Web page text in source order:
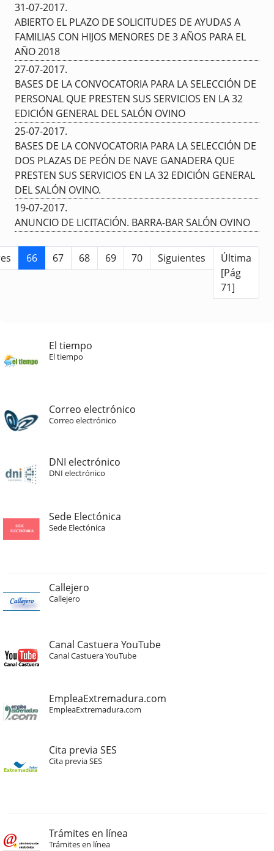
31-07-2017.
ABIERTO EL PLAZO DE SOLICITUDES DE AYUDAS A
FAMILIAS CON HIJOS MENORES DE 3 AÑOS PARA EL
AÑO 2018
27-07-2017.
BASES DE LA CONVOCATORIA PARA LA SELECCIÓN DE
PERSONAL QUE PRESTEN SUS SERVICIOS EN LA 32
EDICIÓN GENERAL DEL SALÓN OVINO
25-07-2017.
BASES DE LA CONVOCATORIA PARA LA SELECCIÓN DE
DOS PLAZAS DE PEÓN DE NAVE GANADERA QUE
PRESTEN SUS SERVICIOS EN LA 32 EDICIÓN GENERAL
DEL SALÓN OVINO.
19-07-2017.
ANUNCIO DE LICITACIÓN. BARRA-BAR SALÓN OVINO
66 67 68 69 70 Siguientes
Última
[Pág
71]
El tiempo
El tiempo
Correo electrónico
Correo electrónico
DNI electrónico
DNI electrónico
Sede Electónica
Sede Electónica
Callejero
Callejero
Canal Castuera YouTube
Canal Castuera YouTube
EmpleaExtremadura.com
EmpleaExtremadura.com
Cita previa SES
Cita previa SES
Trámites en línea
Trámites en línea